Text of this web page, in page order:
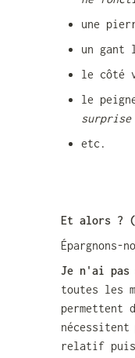
une
un gant
le côté
le
etc.
Et alors ?
Épargnons-
Je n'ai pas
toutes les
permettent
relatif